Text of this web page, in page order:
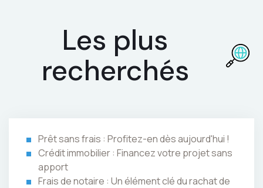
Les plus
recherchés
Prêt sans frais : Profitez-en dès aujourd'hui !
Crédit immobilier : Financez votre projet sans
apport
Frais de notaire : Un élément clé du rachat de